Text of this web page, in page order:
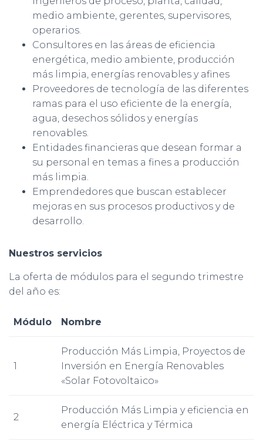
medio ambiente, gerentes, supervisores,
operarios.
Consultores en las áreas de eficiencia
energética, medio ambiente, producción
más limpia, energías renovables y afines
Proveedores de tecnología de las diferentes
ramas para el uso eficiente de la energía,
agua, desechos sólidos y energías
renovables.
Entidades financieras que desean formar a
su personal en temas a fines a producción
más limpia.
Emprendedores que buscan establecer
mejoras en sus procesos productivos y de
desarrollo.
Nuestros servicios
La oferta de módulos para el segundo trimestre
del año es:
Módulo Nombre
1
Producción Más Limpia, Proyectos de
Inversión en Energía Renovables
«Solar Fotovoltaico»
2
Producción Más Limpia y eficiencia en
energía Eléctrica y Térmica